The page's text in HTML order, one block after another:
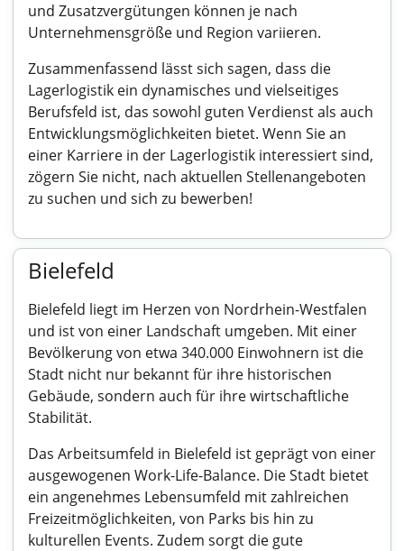
und Zusatzvergütungen können je nach
Unternehmensgröße und Region variieren.
Zusammenfassend lässt sich sagen, dass die
Lagerlogistik ein dynamisches und vielseitiges
Berufsfeld ist, das sowohl guten Verdienst als auch
Entwicklungsmöglichkeiten bietet. Wenn Sie an
einer Karriere in der Lagerlogistik interessiert sind,
zögern Sie nicht, nach aktuellen Stellenangeboten
zu suchen und sich zu bewerben!
Bielefeld
Bielefeld liegt im Herzen von Nordrhein-Westfalen
und ist von einer Landschaft umgeben. Mit einer
Bevölkerung von etwa 340.000 Einwohnern ist die
Stadt nicht nur bekannt für ihre historischen
Gebäude, sondern auch für ihre wirtschaftliche
Stabilität.
Das Arbeitsumfeld in Bielefeld ist geprägt von einer
ausgewogenen Work-Life-Balance. Die Stadt bietet
ein angenehmes Lebensumfeld mit zahlreichen
Freizeitmöglichkeiten, von Parks bis hin zu
kulturellen Events. Zudem sorgt die gute